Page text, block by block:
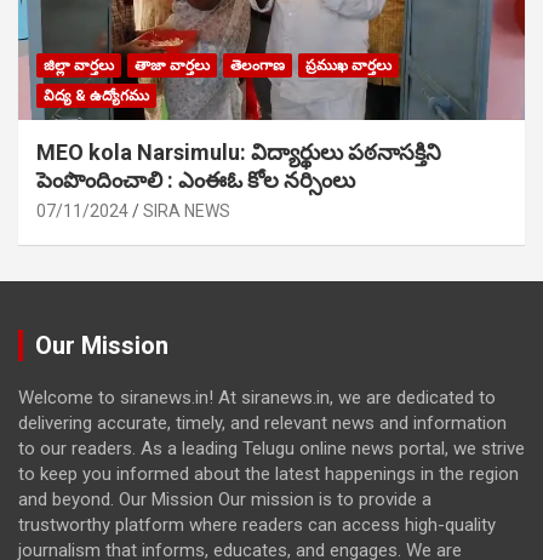
జిల్లా వార్తలు తాజా వార్తలు తెలంగాణ
ప్రముఖ వార్తలు
విద్య & ఉద్యోగము
MEO kola Narsimulu: విద్యార్థులు పఠ‌నాసక్తిని
పెంపొందించాలి : ఎంఈఓ కోల నర్సింలు
07/11/2024 SIRA NEWS
Our Mission
Welcome to siranews.in! At siranews.in, we are dedicated to
delivering accurate, timely, and relevant news and information
to our readers. As a leading Telugu online news portal, we strive
to keep you informed about the latest happenings in the region
and beyond. Our Mission Our mission is to provide a
trustworthy platform where readers can access high-quality
journalism that informs, educates, and engages. We are